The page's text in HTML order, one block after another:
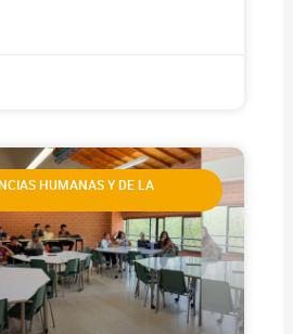
HUMANAS Y DE LA